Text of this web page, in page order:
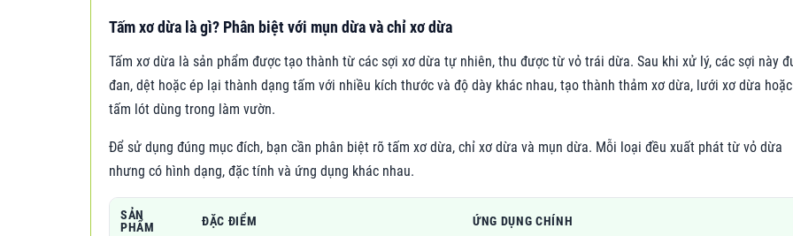
Tấm xơ dừa là gì? Phân biệt với mụn dừa và chỉ xơ dừa
Tấm xơ dừa là sản phẩm được tạo thành từ các sợi xơ dừa tự nhiên, thu được từ vỏ trái dừa. Sau khi xử lý, các sợi này
đan, dệt hoặc ép lại thành dạng tấm với nhiều kích thước và độ dày khác nhau, tạo thành thảm xơ dừa, lưới xơ dừa hoặc
tấm lót dùng trong làm vườn.
Để sử dụng đúng mục đích, bạn cần phân biệt rõ tấm xơ dừa, chỉ xơ dừa và mụn dừa. Mỗi loại đều xuất phát từ vỏ dừa
nhưng có hình dạng, đặc tính và ứng dụng khác nhau.
SẢN
PHẨM
ĐẶC ĐIỂM ỨNG DỤNG CHÍNH